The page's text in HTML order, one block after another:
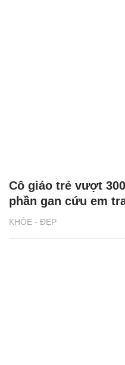
KHỎE - ĐẸP
Cô giáo trẻ vượt
phần gan cứu em